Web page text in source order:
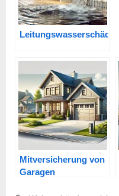
Leitungswasserschäden
Mitversicherung von
Garagen